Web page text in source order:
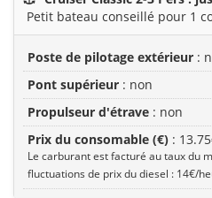
Petit bateau conseillé pour 1
Poste de pilotage extérieur :
Pont supérieur : non
Propulseur d'étrave : non
Prix du consomable (€) :
Le carburant est facturé au taux du
fluctuations de prix du diesel : 14€/